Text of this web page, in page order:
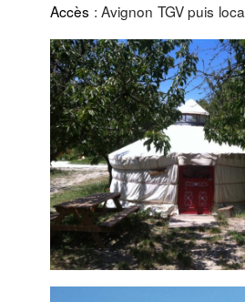
Accès : Avignon TGV puis